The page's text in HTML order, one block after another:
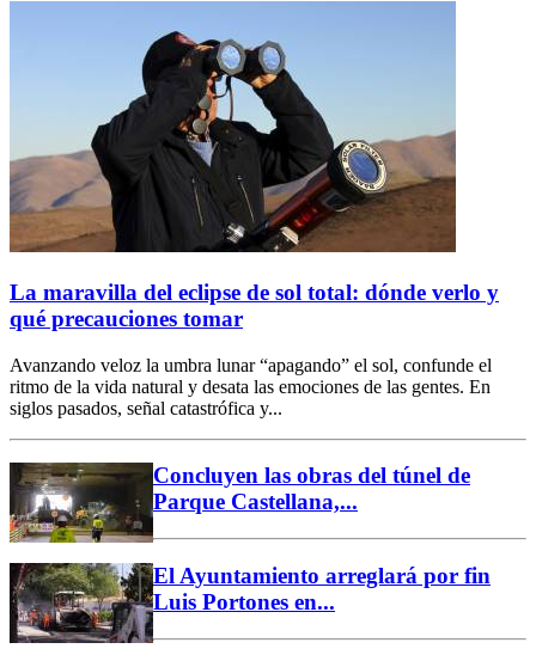
La maravilla del eclipse de sol total: dónde verlo y
qué precauciones tomar
Avanzando veloz la umbra lunar “apagando” el sol, confunde el
ritmo de la vida natural y desata las emociones de las gentes. En
siglos pasados, señal catastrófica y...
Concluyen las obras del túnel de
Parque Castellana,...
El Ayuntamiento arreglará por fin
Luis Portones en...